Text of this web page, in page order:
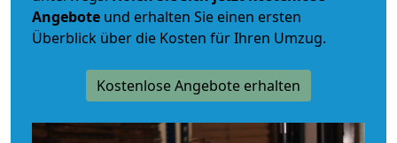
Angebote und erhalten Sie einen ersten
Überblick über die Kosten für Ihren Umzug.
Kostenlose Angebote erhalten